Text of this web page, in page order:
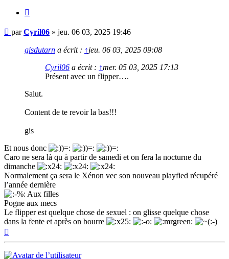
Message
parCyril06 » jeu. 06 03, 2025 19:46
gisdutarn a écrit : ↑jeu. 06 03, 2025 09:08
Cyril06 a écrit : ↑mer. 05 03, 2025 17:13
Présent avec un flipper….
Salut.
Content de te revoir la bas!!!
gis
Et nous donc
Caro ne sera là qu à partir de samedi et on fera la nocturne du
dimanche
Normalement ça sera le Xénon vec son nouveau playfied récupéré
l’année dernière
Aux filles
Pogne aux mecs
Le flipper est quelque chose de sexuel : on glisse quelque chose
dans la fente et après on bourre